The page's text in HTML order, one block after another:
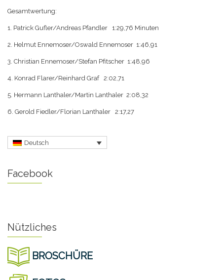
Gesamtwertung:
1. Patrick Gufler/Andreas Pfandler 1:29,76 Minuten
2. Helmut Ennemoser/Oswald Ennemoser 1:46,91
3. Christian Ennemoser/Stefan Pfitscher 1:48,96
4. Konrad Flarer/Reinhard Graf 2:02,71
5. Hermann Lanthaler/Martin Lanthaler 2:08,32
6. Gerold Fiedler/Florian Lanthaler 2:17,27
Deutsch
Facebook
Nützliches
BROSCHÜRE